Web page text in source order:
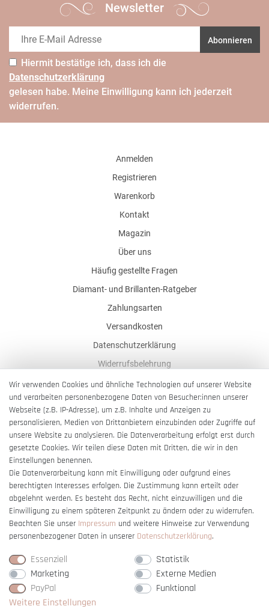
Newsletter
Abonnieren
Hiermit bestätige ich, dass ich die
Daten­schutz­erklärung
gelesen habe. Meine Einwilligung kann ich jederzeit
widerrufen.
Anmelden
Registrieren
Warenkorb
Kontakt
Magazin
Über uns
Häufig gestellte Fragen
Diamant- und Brillanten-Ratgeber
Zahlungsarten
Versandkosten
Datenschutzerklärung
Widerrufsbelehrung
AGB
Impressum
Barrierefreiheitserklärung
Vertrag widerrufen
Wir verwenden Cookies und ähnliche Technologien auf unserer Website
und verarbeiten personenbezogene Daten von Besucher:innen unserer
Webseite (z.B. IP-Adresse), um z.B. Inhalte und Anzeigen zu
personalisieren, Medien von Drittanbietern einzubinden oder Zugriffe auf
unsere Website zu analysieren. Die Datenverarbeitung erfolgt erst durch
gesetzte Cookies. Wir teilen diese Daten mit Dritten, die wir in den
Einstellungen benennen.
Die Datenverarbeitung kann mit Einwilligung oder aufgrund eines
berechtigten Interesses erfolgen. Die Zustimmung kann erteilt oder
abgelehnt werden. Es besteht das Recht, nicht einzuwilligen und die
Einwilligung zu einem späteren Zeitpunkt zu ändern oder zu widerrufen.
Beachten Sie unser Impressum und weitere Hinweise zur Verwendung
personenbezogener Daten in unserer Daten­schutz­erklärung.
Essenziell
Statistik
Marketing
Externe Medien
PayPal
Funktional
Weitere Einstellungen